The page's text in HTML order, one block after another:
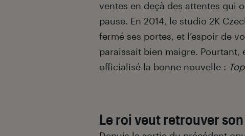
ventes en deçà des attentes qui
pause. En 2014, le studio 2K
fermé ses portes, et l’espoir de
paraissait bien maigre. Pourtant,
officialisé la bonne nouvelle :
Le roi veut retrouver